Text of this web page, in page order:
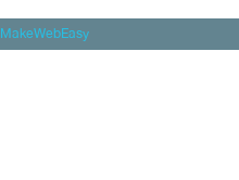
MakeWebEasy